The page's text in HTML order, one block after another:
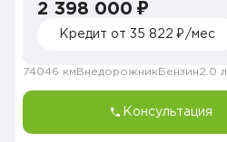
2 398 000 ₽
Кредит от 35 822 ₽/мес
74046 км Внедорожник Бензин2.0 л.
Консультация